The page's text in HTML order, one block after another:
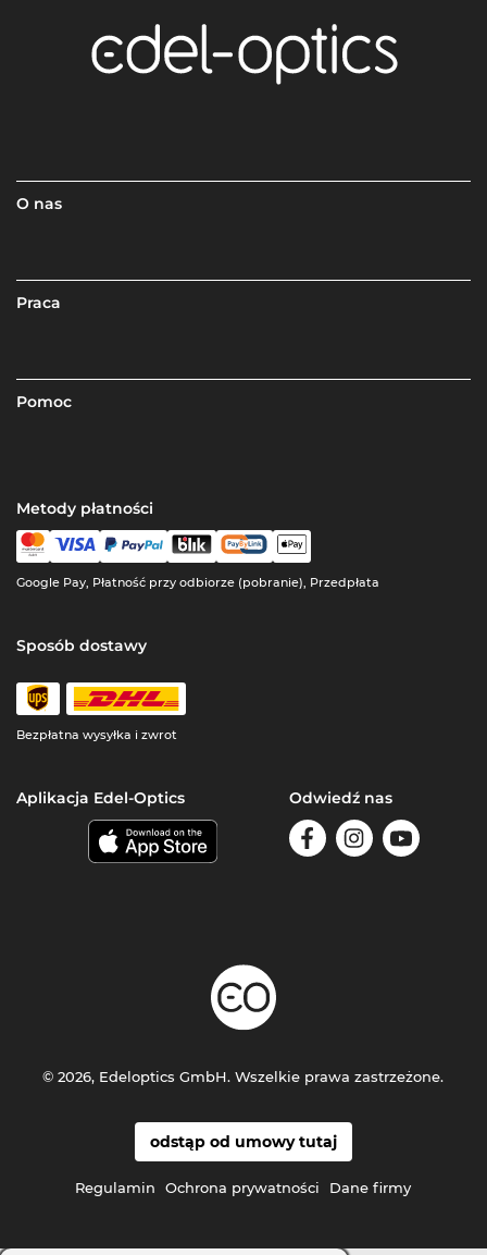
O nas
Praca
Pomoc
Metody płatności
Google Pay, Płatność przy odbiorze (pobranie), Przedpłata
Sposób dostawy
Bezpłatna wysyłka i zwrot
Aplikacja Edel-Optics Odwiedź nas
odstąp od umowy tutaj
Regulamin Ochrona prywatności Dane firmy
© 2026, Edeloptics GmbH. Wszelkie prawa zastrzeżone.